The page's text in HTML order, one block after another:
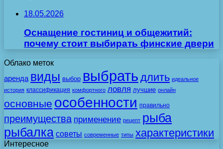
18.05.2026
Оснащение гостиниц и общежитий:
почему стоит выбирать финские двери
Облако меток
аренда виды выбор выбрать длить идеальное
история классификация комфортного ловля лучшие онлайн
основные особенности правильно
преимущества применение рецепт рыба
рыбалка советы современные типы характеристики
Интересное